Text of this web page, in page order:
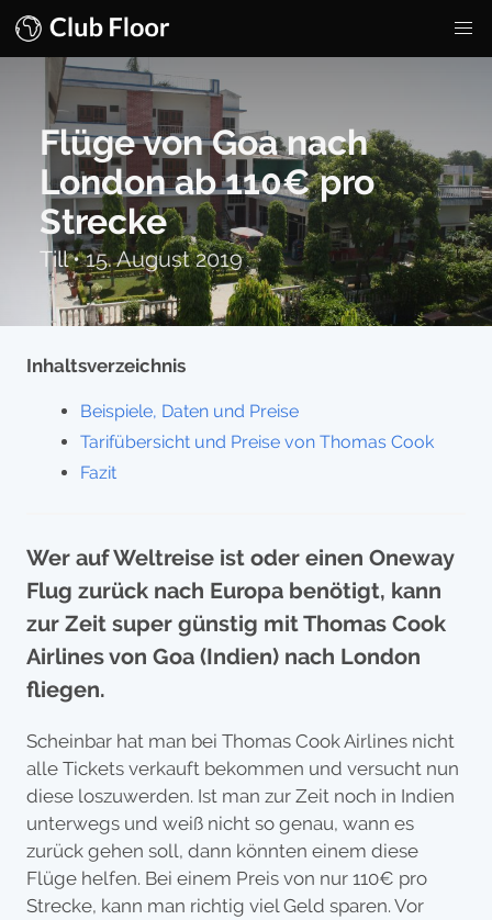
Flüge von Goa nach
London ab 110€ pro
Strecke
Till•15. August 2019
Inhaltsverzeichnis
Beispiele, Daten und Preise
Tarifübersicht und Preise von Thomas Cook
Fazit
Wer auf Weltreise ist oder einen Oneway
Flug zurück nach Europa benötigt, kann
zur Zeit super günstig mit Thomas Cook
Airlines von Goa (Indien) nach London
fliegen.
Scheinbar hat man bei Thomas Cook Airlines nicht
alle Tickets verkauft bekommen und versucht nun
diese loszuwerden. Ist man zur Zeit noch in Indien
unterwegs und weiß nicht so genau, wann es
zurück gehen soll, dann könnten einem diese
Flüge helfen. Bei einem Preis von nur 110€ pro
Strecke, kann man richtig viel Geld sparen. Vor